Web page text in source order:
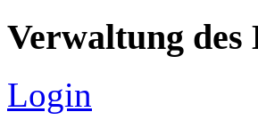
Verwaltung des
Login